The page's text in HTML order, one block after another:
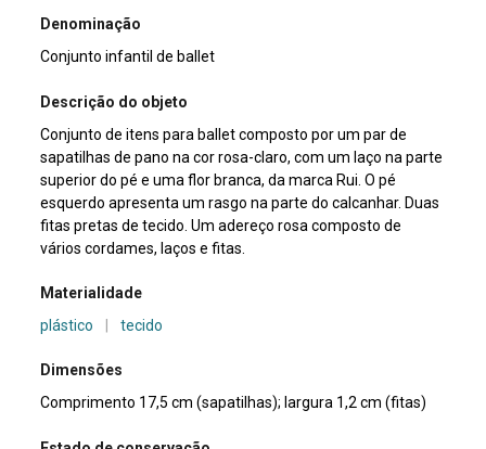
Denominação
Conjunto infantil de ballet
Descrição do objeto
Conjunto de itens para ballet composto por um par de
sapatilhas de pano na cor rosa-claro, com um laço na parte
superior do pé e uma flor branca, da marca Rui. O pé
esquerdo apresenta um rasgo na parte do calcanhar. Duas
fitas pretas de tecido. Um adereço rosa composto de
vários cordames, laços e fitas.
Materialidade
plástico
tecido
Dimensões
Comprimento 17,5 cm (sapatilhas); largura 1,2 cm (fitas)